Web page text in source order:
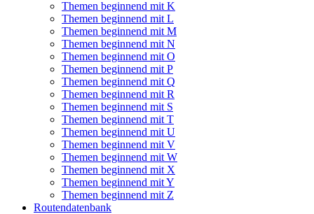
Themen beginnend mit K
Themen beginnend mit L
Themen beginnend mit M
Themen beginnend mit N
Themen beginnend mit O
Themen beginnend mit P
Themen beginnend mit Q
Themen beginnend mit R
Themen beginnend mit S
Themen beginnend mit T
Themen beginnend mit U
Themen beginnend mit V
Themen beginnend mit W
Themen beginnend mit X
Themen beginnend mit Y
Themen beginnend mit Z
Routendatenbank